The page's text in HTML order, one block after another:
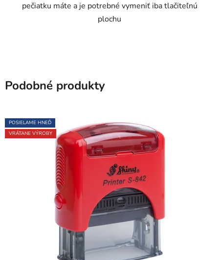
pečiatku máte a je potrebné vymeniť iba tlačiteľnú
plochu
Podobné produkty
POSIELAME HNEĎ
VRÁTANE VÝROBY